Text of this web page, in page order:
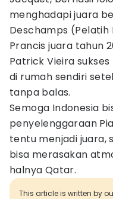
menghadapi juara
Deschamps
Prancis juara tahun
Patrick Vieira
di rumah sendiri
tanpa balas.
Semoga Indonesia
penyelenggaraan
tentu menjadi juara,
bisa merasakan
halnya Qatar.
This article is written by